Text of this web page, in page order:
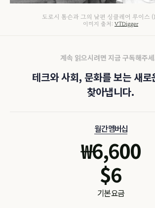
도로시 톰슨과 그의 남편 싱클레어 루이스
이미지 출처: VTDigger
계속 읽으시려면 지금 구독해주
테크와 사회, 문화를 보는 새로
찾아냅니다.
월간 멤버십
₩6,600
$6
기본 요금